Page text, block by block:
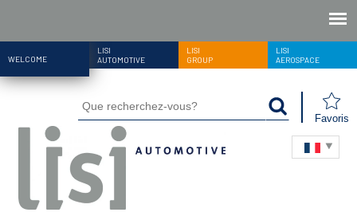
WELCOME
LISI
AUTOMOTIVE
LISI
GROUP
LISI
AEROSPACE
Favoris